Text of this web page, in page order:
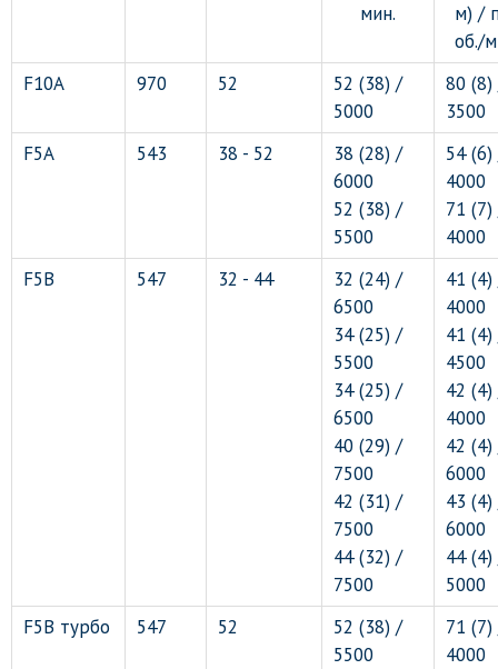
мин.
м) /
об./
F10A
970 52
52 (38) /
5000
80
3500
F5A
543 38 - 52
38 (28) /
6000
52 (38) /
5500
54
4000
71
4000
F5B
547 32 - 44
32 (24) /
6500
34 (25) /
5500
34 (25) /
6500
40 (29) /
7500
42 (31) /
7500
44 (32) /
7500
41
4000
41
4500
42
4000
42
6000
43
6000
44
5000
F5B турбо
547 52
52 (38) /
5500
71
4000